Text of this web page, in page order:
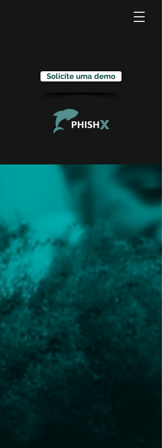
Solicite uma demo